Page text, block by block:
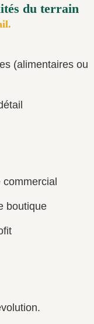
du terrain
(alimentaires ou
boutique